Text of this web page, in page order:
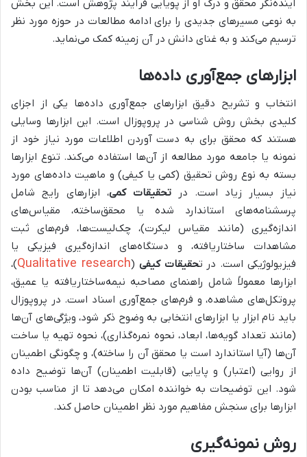
آینده‌نگر محقق و درک او از پویایی فرآیند پژوهش است. این بخش
به نوعی مسیرهای جدیدی را برای ادامه مطالعات در حوزه مورد نظر
ترسیم می‌کند و به غنای دانش در آن زمینه کمک می‌نماید.
ابزارهای جمع‌آوری داده‌ها
انتخاب و تشریح دقیق ابزارهای جمع‌آوری داده‌ها یکی از اجزای
کلیدی بخش روش شناسی در پروپوزال است. این ابزارها وسایلی
هستند که محقق برای به دست آوردن اطلاعات مورد نیاز خود از
نمونه یا جامعه مورد مطالعه از آن‌ها استفاده می‌کند. تنوع ابزارها
بسته به نوع روش تحقیق (کمی یا کیفی) و ماهیت داده‌های مورد
نیاز بسیار زیاد است. در تحقیقات کمی، ابزارهای رایج شامل
پرسشنامه‌های استاندارد شده یا محقق‌ساخته، مقیاس‌های
اندازه‌گیری (مانند مقیاس لیکرت)، چک‌لیست‌ها، فرم‌های ثبت
مشاهدات ساختاریافته، و دستگاه‌های اندازه‌گیری فیزیکی یا
فیزیولوژیکی است. در تحقیقات کیفی (
Qualitative research)،
ابزارها معمولاً شامل راهنمای مصاحبه نیمه‌ساختاریافته یا عمیق،
پروتکل‌های مشاهده، و فرم‌های جمع‌آوری اسناد است. در پروپوزال
باید نام ابزار یا ابزارهای انتخابی به وضوح ذکر شود، ویژگی‌های آن‌ها
(مانند تعداد گویه‌ها، ابعاد، نحوه نمره‌گذاری)، نحوه تهیه یا ساخت
آن‌ها (آیا استاندارد است یا محقق آن را ساخته)، و چگونگی اطمینان
از روایی (اعتبار) و پایایی (قابلیت اطمینان) آن‌ها توضیح داده
شود. این توضیحات به خواننده امکان می‌دهد تا از مناسب بودن
ابزارها برای سنجش مفاهیم مورد نظر اطمینان حاصل کند.
روش نمونه‌گیری